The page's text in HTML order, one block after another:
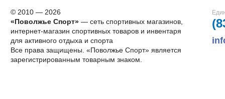
© 2010 — 2026
«Поволжье Спорт»— сеть спортивных магазинов,
интернет-магазин спортивных товаров и инвентаря
для активного отдыха и спорта
Все права защищены. «Поволжье Спорт» является
зарегистрированным товарным знаком.